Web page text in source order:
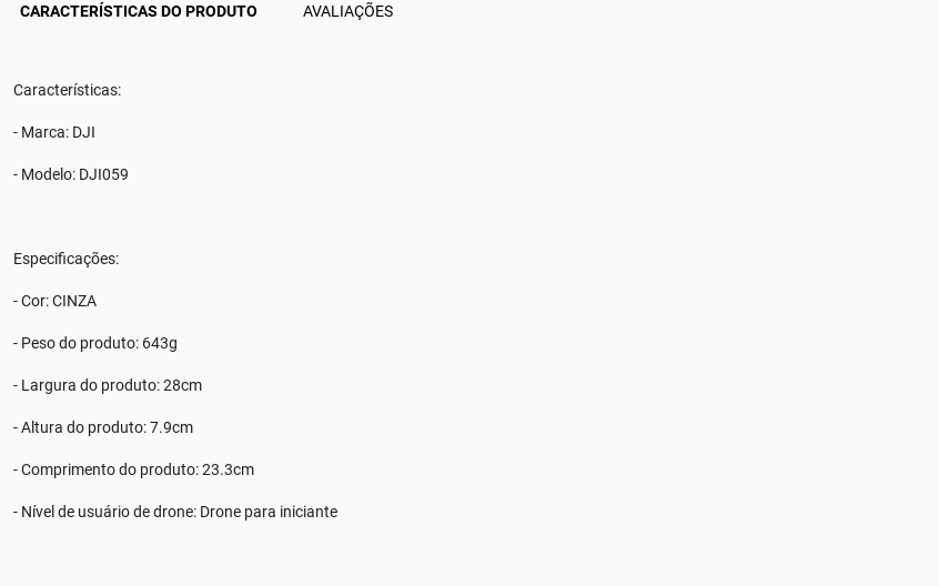
CARACTERÍSTICAS DO PRODUTO AVALIAÇÕES
Características:
- Marca: DJI
- Modelo: DJI059
Especificações:
- Cor: CINZA
- Peso do produto: 643g
- Largura do produto: 28cm
- Altura do produto: 7.9cm
- Comprimento do produto: 23.3cm
- Nível de usuário de drone: Drone para iniciante